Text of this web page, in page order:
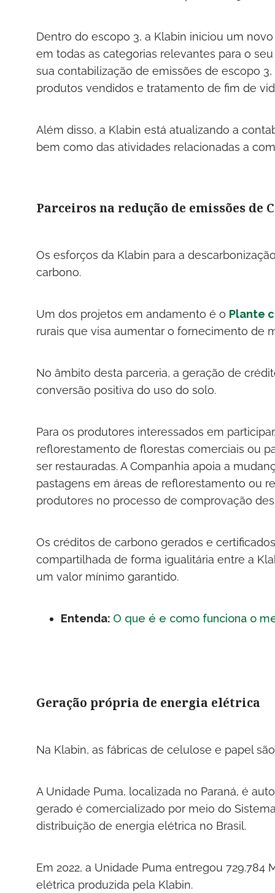
Dentro do escopo 3, a Klabin iniciou um
em todas as categorias relevantes para o
sua contabilização de emissões de escopo
produtos vendidos e tratamento de fim de
Além disso, a Klabin está atualizando a
bem como das atividades relacionadas a
Parceiros na redução de emissões de
Os esforços da Klabin para a
carbono.
Um dos projetos em andamento é o Plante
rurais que visa aumentar o fornecimento de
No âmbito desta parceria, a geração de
conversão positiva do uso do solo.
Para os produtores interessados em
reflorestamento de florestas comerciais ou
ser restauradas. A Companhia apoia a
pastagens em áreas de reflorestamento ou
produtores no processo de comprovação
Os créditos de carbono gerados e
compartilhada de forma igualitária entre a
um valor mínimo garantido.
Entenda: O que é e como funciona o
Geração própria de energia elétrica
Na Klabin, as fábricas de celulose e papel
A Unidade Puma, localizada no Paraná, é
gerado é comercializado por meio do
distribuição de energia elétrica no Brasil.
Em 2022, a Unidade Puma entregou
elétrica produzida pela Klabin.